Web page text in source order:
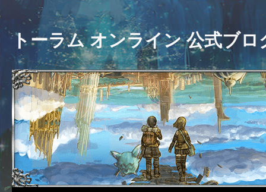
トーラム オンライン 公式ブロ